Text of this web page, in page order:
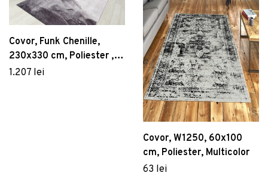
Covor, Funk Chenille,
230x330 cm, Poliester ,
Multicolor
1.207 lei
Covor, W1250, 60x100
cm, Poliester, Multicolor
63 lei